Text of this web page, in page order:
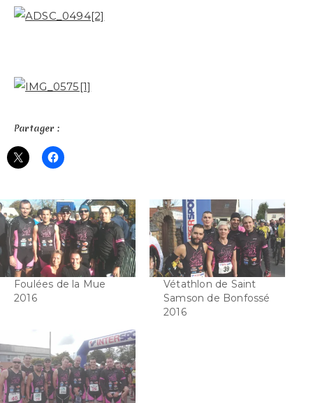
Partager :
Foulées de la Mue
2016
Vétathlon de Saint
Samson de Bonfossé
2016